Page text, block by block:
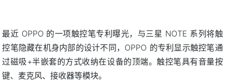
最近 OPPO 的一项触控笔专利曝光，与三星 NOTE 系列将触
控笔隐藏在机身内部的设计不同，OPPO 的专利显示触控笔通
过磁吸+半嵌套的方式收纳在设备的顶端。触控笔具有音量按
键、麦克风、接收器等模块。